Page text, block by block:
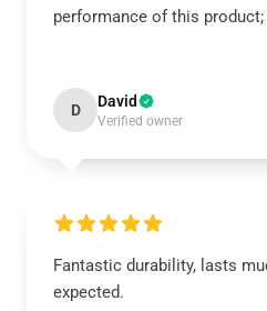
performance of this product;
D David
Verified owner
Fantastic durability, lasts
expected.